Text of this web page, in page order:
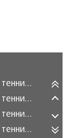
Командный турнир по настольн. теннису 2026/1 (Премьер)
Командный турнир по настольн. теннису 2026/1 (Классик)
Командный турнир по настольн. теннису 2025/2 (Премьер)
Командный турнир по настольн. теннису 2025/2 (Классик)